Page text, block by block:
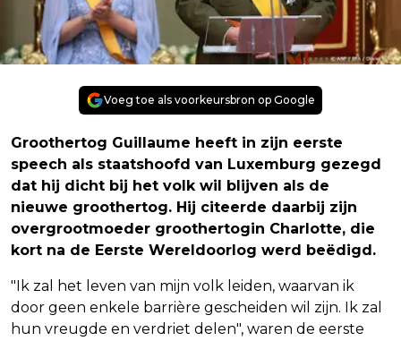
Voeg toe als voorkeursbron op Google
Groothertog Guillaume heeft in zijn eerste
speech als staatshoofd van Luxemburg gezegd
dat hij dicht bij het volk wil blijven als de
nieuwe groothertog. Hij citeerde daarbij zijn
overgrootmoeder groothertogin Charlotte, die
kort na de Eerste Wereldoorlog werd beëdigd.
"Ik zal het leven van mijn volk leiden, waarvan ik
door geen enkele barrière gescheiden wil zijn. Ik zal
hun vreugde en verdriet delen", waren de eerste